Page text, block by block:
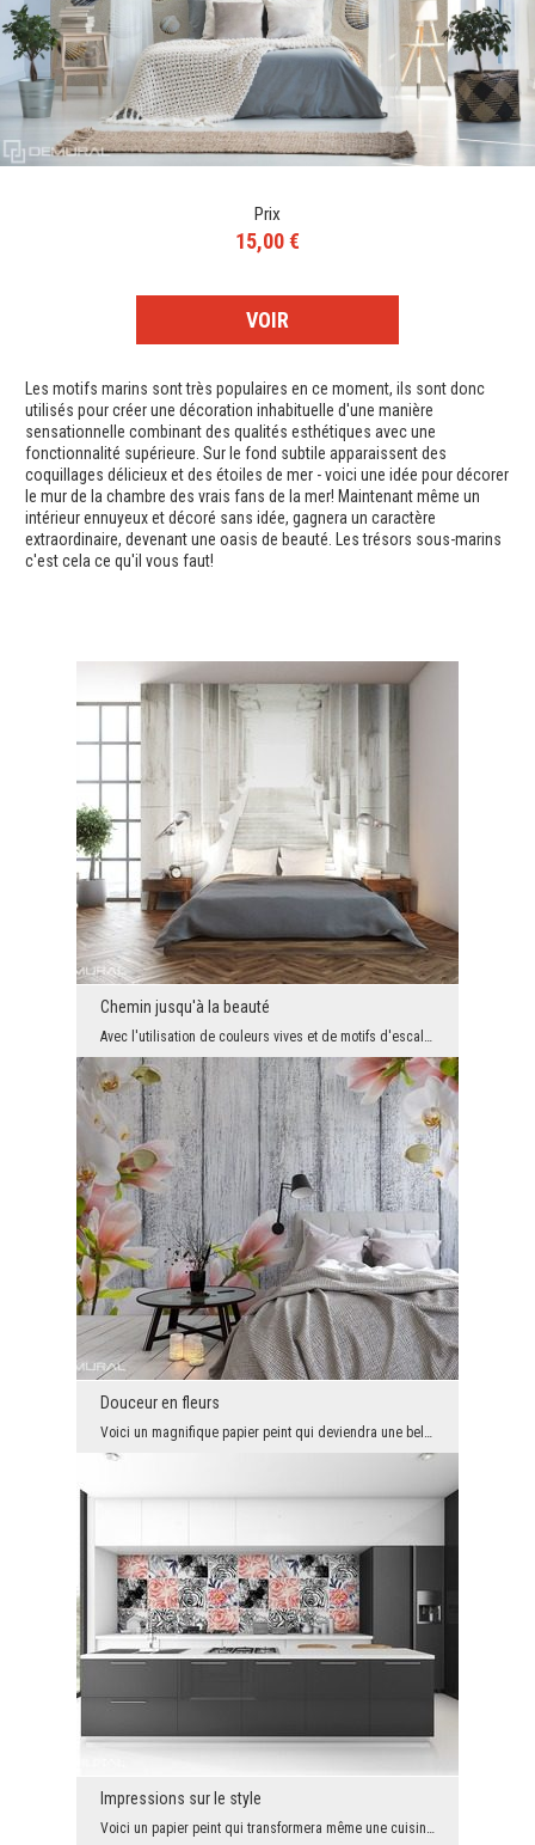
Prix
15,00 €
VOIR
Les motifs marins sont très populaires en ce moment, ils sont donc
utilisés pour créer une décoration inhabituelle d'une manière
sensationnelle combinant des qualités esthétiques avec une
fonctionnalité supérieure. Sur le fond subtile apparaissent des
coquillages délicieux et des étoiles de mer - voici une idée pour décorer
le mur de la chambre des vrais fans de la mer! Maintenant même un
intérieur ennuyeux et décoré sans idée, gagnera un caractère
extraordinaire, devenant une oasis de beauté. Les trésors sous-marins
c'est cela ce qu'il vous faut!
Chemin jusqu'à la beauté
Avec l'utilisation de couleurs vives et de motifs d'escaliers, cette décoration murale extraordin...
Douceur en fleurs
Voici un magnifique papier peint qui deviendra une belle décoration de toute pièce décorée dans u...
Impressions sur le style
Voici un papier peint qui transformera même une cuisine ordinaire en une véritable oasis de beaut...